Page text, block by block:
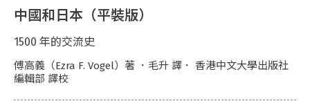
中國和日本（平裝版）
1500 年的交流史
傅高義（Ezra F. Vogel）著 ．毛升 譯． 香港中文大學出版社
編輯部 譯校